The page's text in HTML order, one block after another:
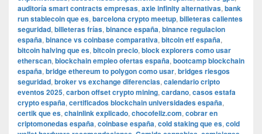
auditoría smart contracts empresas, axie infinity alternativas, bank
run stablecoin que es, barcelona crypto meetup, billeteras calientes
seguridad, billeteras frías, binance españa, binance regulacion
españa, binance vs coinbase comparativa, bitcoin etf españa,
bitcoin halving que es, bitcoin precio, block explorers como usar
etherscan, blockchain empleo ofertas españa, bootcamp blockchain
españa, bridge ethereum to polygon como usar, bridges riesgos
seguridad, broker vs exchange diferencias, calendario cripto
eventos 2025, carbon offset crypto mining, cardano, casos estafa
crypto españa, certificados blockchain universidades españa,
certik que es, chainlink explicado, chocofeliz.com, cobrar en
criptomonedas españa, coinbase españa, cold staking que es, cold